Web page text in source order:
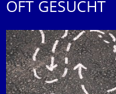
OFT GESUCHT